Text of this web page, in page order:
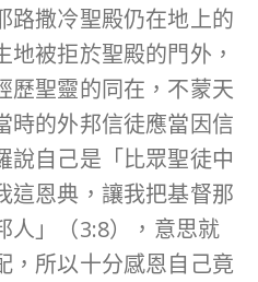
路撒冷聖殿仍在地上的
被拒於聖殿的門外，
歷聖靈的同在，不蒙天
時的外邦信徒應當因信
說自己是「比眾聖徒中
這恩典，讓我把基督那
人」（3:8），意思就
，所以十分感恩自己竟